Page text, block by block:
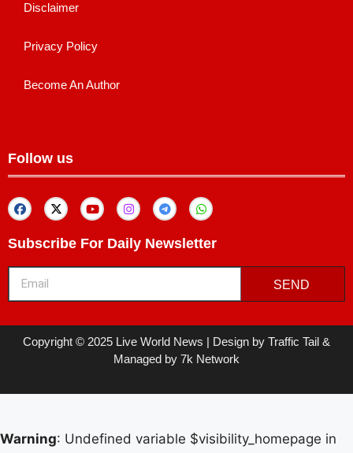
Disclaimer
Privacy Policy
Become An Author
Follow us
Subscribe For Daily Newsletter
SEND
Copyright © 2025 Live World News | Design by Traffic Tail &
Managed by 7k Network
Warning: Undefined variable $visibility_homepage in